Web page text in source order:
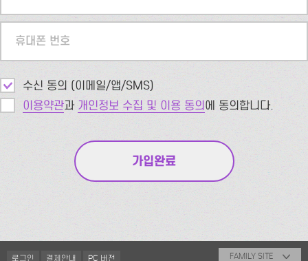
휴대폰 번호
수신 동의 (이메일/앱/SMS)
이용약관과 개인정보 수집 및 이용 동의에 동의합니다.
로그인 결제안내 PC 버전 FAMILY SITE